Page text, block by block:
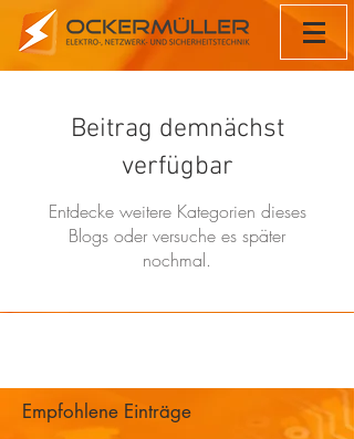
Beitrag demnächst
verfügbar
Entdecke weitere Kategorien dieses
Blogs oder versuche es später
nochmal.
Empfohlene Einträge